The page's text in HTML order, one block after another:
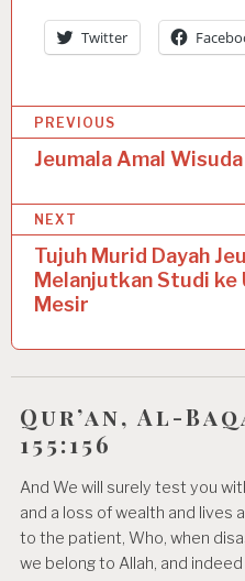
Twitter
o
s
t
n
v
i
g
a
t
i
o
PREVIOUS
Jeumala Amal
NEXT
Tujuh Murid Dayah
Melanjutkan Studi
Mesir
Qur’an, Al-
155:156
And We will surely test you
and a loss of wealth and lives
to the patient, Who, when
we belong to Allah, and